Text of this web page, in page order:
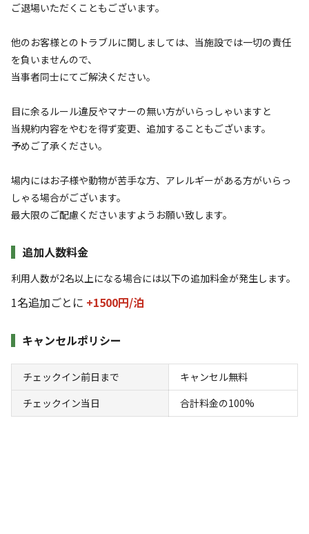
ご退場いただくこともございます。
他のお客様とのトラブルに関しましては、当施設では一切の責任
を負いませんので、
当事者同士にてご解決ください。
目に余るルール違反やマナーの無い方がいらっしゃいますと
当規約内容をやむを得ず変更、追加することもございます。
予めご了承ください。
場内にはお子様や動物が苦手な方、アレルギーがある方がいらっ
しゃる場合がございます。
最大限のご配慮くださいますようお願い致します。
追加人数料金
利用人数が2名以上になる場合には以下の追加料金が発生します。
1名追加ごとに +1500円/泊
キャンセルポリシー
チェックイン前日まで
キャンセル無料
チェックイン当日
合計料金の100%
宿泊 フリーサイト
フリーサイト 8/24～9/18,9/24～
AC電
源
車両乗り
入れ
たき
火
料金目安：3,500
詳細・空き確認